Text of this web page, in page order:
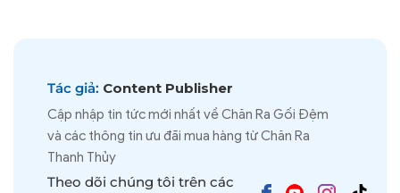
Tác giả: Content Publisher
Cập nhập tin tức mới nhất về Chăn Ra Gối Đệm
và các thông tin ưu đãi mua hàng từ Chăn Ra
Thanh Thủy
Theo dõi chúng tôi trên các